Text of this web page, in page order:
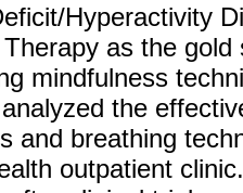
Hyperactivity
as the
mindfulness
the
and breathing
outpatient